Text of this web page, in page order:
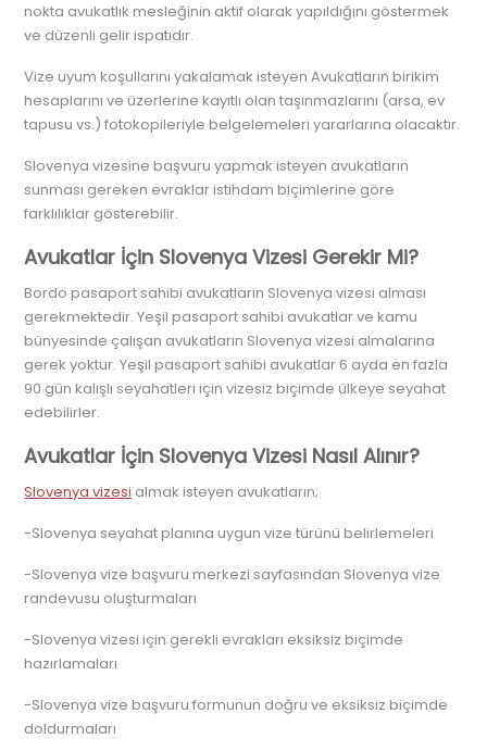
nokta avukatlık mesleğinin aktif olarak yapıldığını göstermek
ve düzenli gelir ispatıdır.
Vize uyum koşullarını yakalamak isteyen Avukatların birikim
hesaplarını ve üzerlerine kayıtlı olan taşınmazlarını (arsa, ev
tapusu vs.) fotokopileriyle belgelemeleri yararlarına olacaktır.
Slovenya vizesine başvuru yapmak isteyen avukatların
sunması gereken evraklar istihdam biçimlerine göre
farklılıklar gösterebilir.
Avukatlar İçin Slovenya Vizesi Gerekir Mi?
Bordo pasaport sahibi avukatların Slovenya vizesi alması
gerekmektedir. Yeşil pasaport sahibi avukatlar ve kamu
bünyesinde çalışan avukatların Slovenya vizesi almalarına
gerek yoktur. Yeşil pasaport sahibi avukatlar 6 ayda en fazla
90 gün kalışlı seyahatleri için vizesiz biçimde ülkeye seyahat
edebilirler.
Avukatlar İçin Slovenya Vizesi Nasıl Alınır?
Slovenya vizesi almak isteyen avukatların;
-Slovenya seyahat planına uygun vize türünü belirlemeleri
-Slovenya vize başvuru merkezi sayfasından Slovenya vize
randevusu oluşturmaları
-Slovenya vizesi için gerekli evrakları eksiksiz biçimde
hazırlamaları
-Slovenya vize başvuru formunun doğru ve eksiksiz biçimde
doldurmaları